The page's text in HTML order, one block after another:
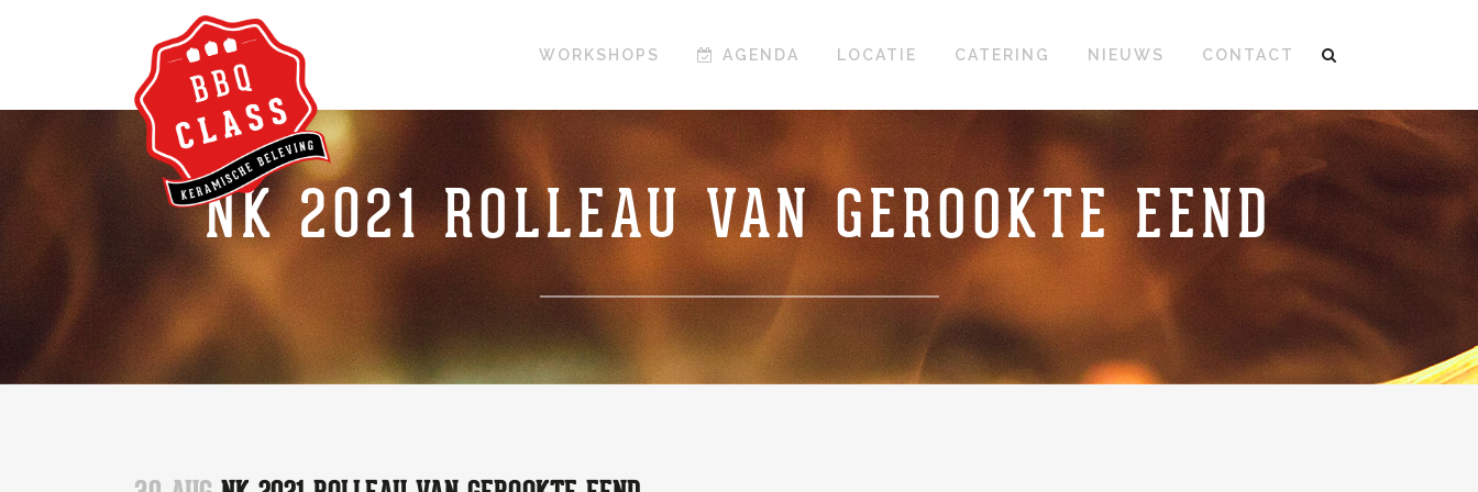
WORKSHOPS AGENDA LOCATIE CATERING NIEUWS CONTACT
NK 2021 ROLLEAU VAN GEROOKTE EEND